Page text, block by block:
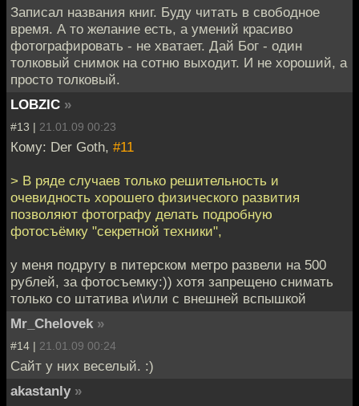
Записал названия книг. Буду читать в свободное
время. А то желание есть, а умений красиво
фотографировать - не хватает. Дай Бог - один
толковый снимок на сотню выходит. И не хороший, а
просто толковый.
LOBZIC »
#13 | 21.01.09 00:23
Кому: Der Goth, #11
> В ряде случаев только решительность и
очевидность хорошего физического развития
позволяют фотографу делать подробную
фотосъёмку "секретной техники",
у меня подругу в питерском метро развели на 500
рублей, за фотосъемку:)) хотя запрещено снимать
только со штатива и\или с внешней вспышкой
Mr_Chelovek »
#14 | 21.01.09 00:24
Сайт у них веселый. :)
akastanly »